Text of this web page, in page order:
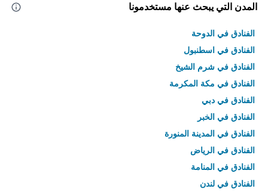
المدن التي يبحث عنها مستخدمونا
الفنادق في الدوحة
الفنادق في اسطنبول
الفنادق في شرم الشيخ
الفنادق في مكة المكرمة
الفنادق في دبي
الفنادق في الخبر
الفنادق في المدينة المنورة
الفنادق في الرياض
الفنادق في المنامة
الفنادق في لندن